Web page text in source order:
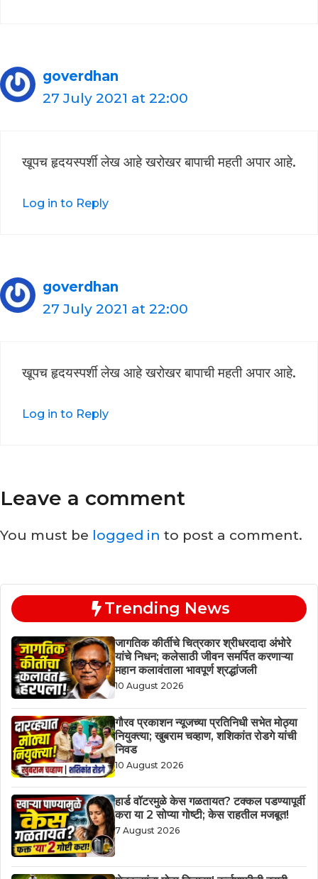
goverdhan
27 July 2021 at 22:00
खूपच हृदयस्पर्शी लेख आहे खरोखर बापाची महती अपार आहे.
Log in to Reply
goverdhan
27 July 2021 at 22:00
खूपच हृदयस्पर्शी लेख आहे खरोखर बापाची महती अपार आहे.
Log in to Reply
Leave a comment
You must be logged in to post a comment.
Trending News
जागतिक कीर्तीचे चित्रकार श्रीधरदादा अंभोरे
यांचे निधन; कलेसाठी जीवन समर्पित करणाऱ्या
महान कलावंताला भावपूर्ण श्रद्धांजली
10 August 2026
गौरव प्रकाशन न्यूजच्या प्रतिनिधी सभेत मोठ्या
नियुक्त्या; खुबराम चव्हाण, शशिकांत रोडगे यांची
निवड
10 August 2026
हार्ड वॉटरमुळे केस गळतायत? टक्कल पडण्यापूर्वी
करा या 2 सोप्या गोष्टी; केस राहतील मजबूत!
7 August 2026